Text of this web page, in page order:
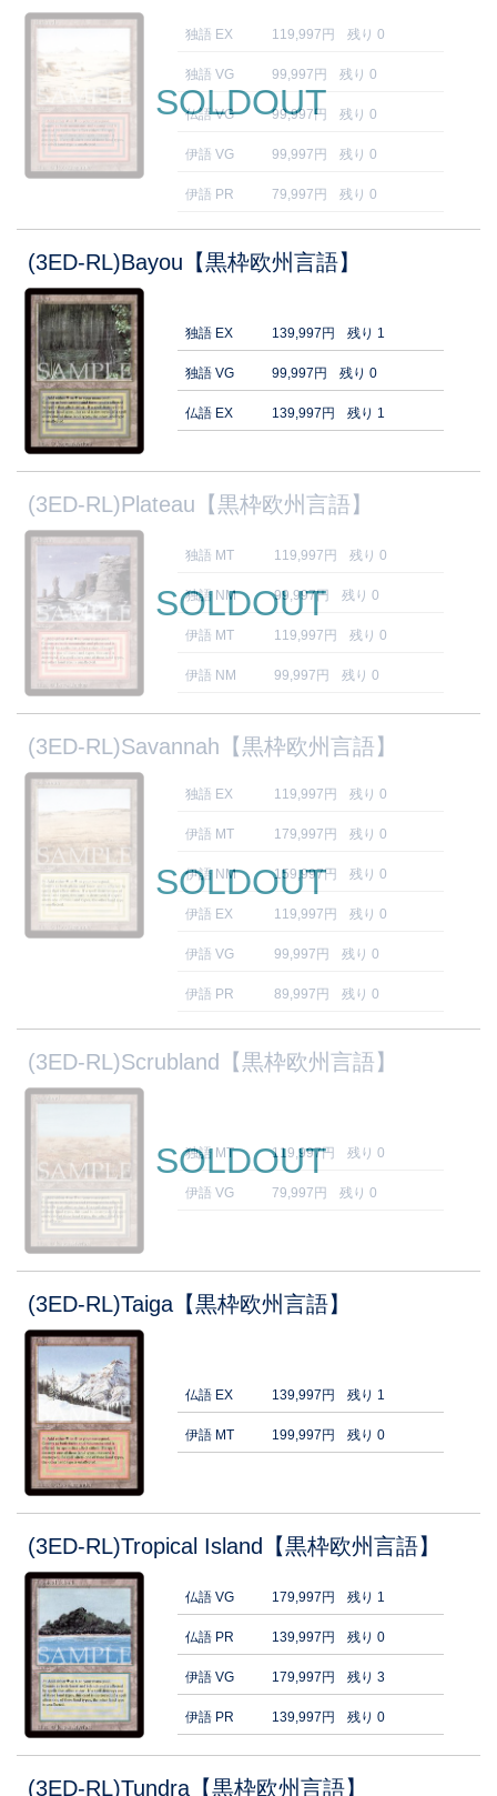
独語 EX 119,997円 残り 0
独語 VG 99,997円 残り 0
仏語 VG 99,997円 残り 0
伊語 VG 99,997円 残り 0
伊語 PR 79,997円 残り 0
SOLDOUT
(3ED-RL)Bayou【黒枠欧州言語】
独語 EX 139,997円 残り 1
独語 VG 99,997円 残り 0
仏語 EX 139,997円 残り 1
(3ED-RL)Plateau【黒枠欧州言語】
独語 MT 119,997円 残り 0
独語 NM 99,997円 残り 0
伊語 MT 119,997円 残り 0
伊語 NM 99,997円 残り 0
SOLDOUT
(3ED-RL)Savannah【黒枠欧州言語】
独語 EX 119,997円 残り 0
伊語 MT 179,997円 残り 0
伊語 NM 159,997円 残り 0
伊語 EX 119,997円 残り 0
伊語 VG 99,997円 残り 0
伊語 PR 89,997円 残り 0
SOLDOUT
(3ED-RL)Scrubland【黒枠欧州言語】
独語 MT 119,997円 残り 0
伊語 VG 79,997円 残り 0
SOLDOUT
(3ED-RL)Taiga【黒枠欧州言語】
仏語 EX 139,997円 残り 1
伊語 MT 199,997円 残り 0
(3ED-RL)Tropical Island【黒枠欧州言語】
仏語 VG 179,997円 残り 1
仏語 PR 139,997円 残り 0
伊語 VG 179,997円 残り 3
伊語 PR 139,997円 残り 0
(3ED-RL)Tundra【黒枠欧州言語】